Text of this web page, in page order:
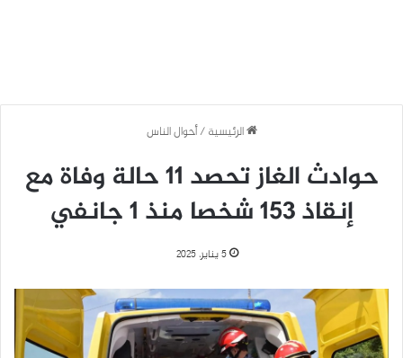
الرئيسية / أحوال الناس
حوادث الغاز تحصد 11 حالة وفاة مع
إنقاذ 153 شخصا منذ 1 جانفي
5 يناير، 2025